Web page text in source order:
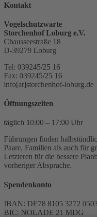
Kontakt
Vogelschutzwarte
Storchenhof Loburg e.V.
Chausseestraße 18
D-39279 Loburg
Tel: 039245/25 16
Fax: 039245/25 16
info[at]storchenhof-loburg.de
Öffnungszeiten
täglich 10:00 – 17:00 Uhr
Führungen finden
Paare, Familien als auch für
Letzteren für die bessere
vorheriger Absprache.
Spendenkonto
IBAN: DE78 8105 3272
BIC: NOLADE 21 MDG